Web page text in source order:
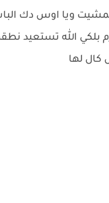
ويا اوس دك
بلكي الله تستعيد
كال لها